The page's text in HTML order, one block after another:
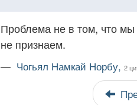
Проблема не в том, что
не признаем.
— Чогьял Намкай Норбу, 2